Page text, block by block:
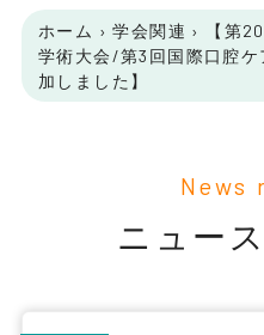
ホーム › 学会関連 ›
【第
学術大会/第3回国際口腔
加しました】
News
ニュー